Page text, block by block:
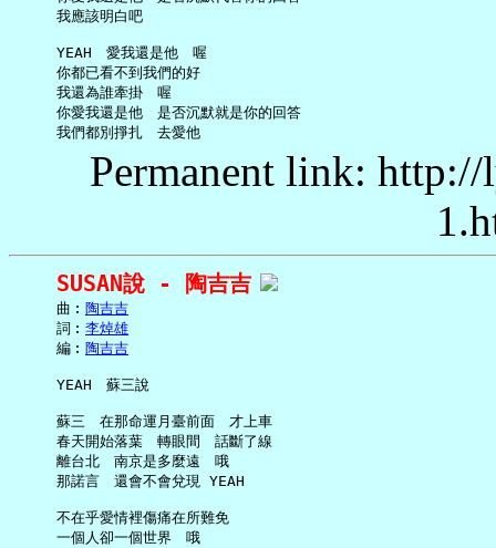
     我應該明白吧
     YEAH　愛我還是他　喔
     你都已看不到我們的好
     我還為誰牽掛　喔
     你愛我還是他　是否沉默就是你的回答
Permanent link:
SUSAN說 - 陶吉吉
     曲︰
陶吉吉
     詞︰
李焯雄
     編︰
陶吉吉
     YEAH　蘇三說
     蘇三　在那命運月臺前面　才上車
     春天開始落葉　轉眼間　話斷了線
     離台北　南京是多麼遠　哦
     那諾言　還會不會兌現 YEAH
     不在乎愛情裡傷痛在所難免
     一個人卻一個世界　哦